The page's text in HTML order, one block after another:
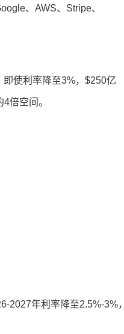
、AWS、Stripe、
使利率降至3%，$250亿
倍空间。
2027年利率降至2.5%-3%，